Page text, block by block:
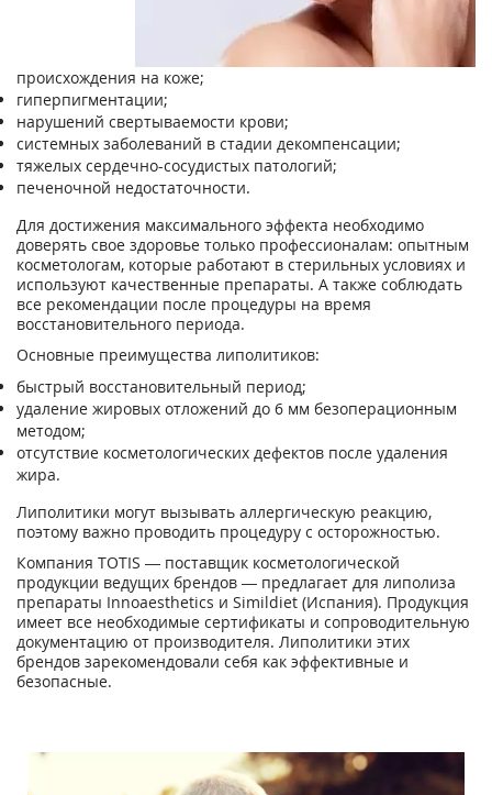
происхождения на коже;
гиперпигментации;
нарушений свертываемости крови;
системных заболеваний в стадии декомпенсации;
тяжелых сердечно-сосудистых патологий;
печеночной недостаточности.
Для достижения максимального эффекта необходимо
доверять свое здоровье только профессионалам: опытным
косметологам, которые работают в стерильных условиях и
используют качественные препараты. А также соблюдать
все рекомендации после процедуры на время
восстановительного периода.
Основные преимущества липолитиков:
быстрый восстановительный период;
удаление жировых отложений до 6 мм безоперационным
методом;
отсутствие косметологических дефектов после удаления
жира.
Липолитики могут вызывать аллергическую реакцию,
поэтому важно проводить процедуру с осторожностью.
Компания TOTIS — поставщик косметологической
продукции ведущих брендов — предлагает для липолиза
препараты Innoaesthetics и Simildiet (Испания). Продукция
имеет все необходимые сертификаты и сопроводительную
документацию от производителя. Липолитики этих
брендов зарекомендовали себя как эффективные и
безопасные.